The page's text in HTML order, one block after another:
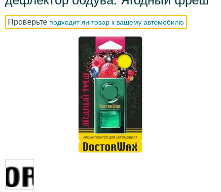
Проверьте подходит ли товар к вашему автомобилю